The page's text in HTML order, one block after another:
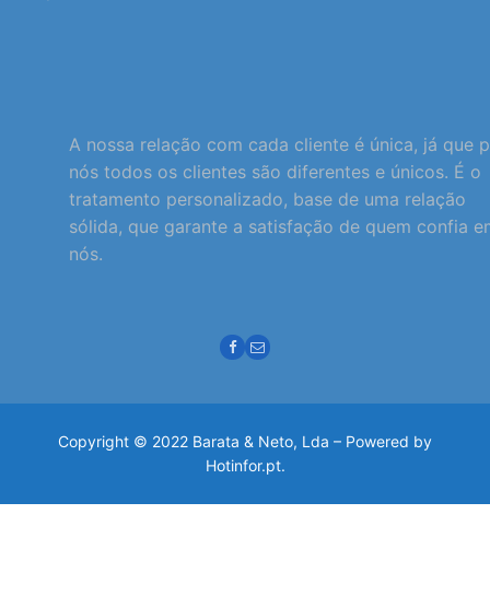
A nossa relação com cada cliente é única, já que
nós todos os clientes são diferentes e únicos. É o
tratamento personalizado, base de uma relação
sólida, que garante a satisfação de quem confia
nós.
Copyright © 2022 Barata & Neto, Lda – Powered by
Hotinfor.pt.